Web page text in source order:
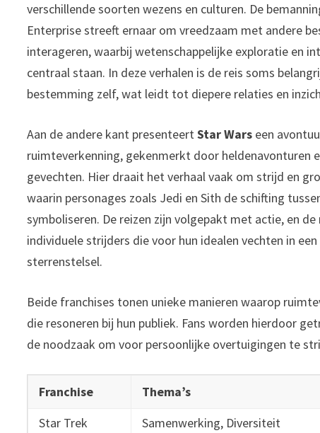
verschillende soorten wezens en culturen. De
Enterprise streeft ernaar om vreedzaam met andere
interageren, waarbij wetenschappelijke exploratie en
centraal staan. In deze verhalen is de reis soms
bestemming zelf, wat leidt tot diepere relaties en
Aan de andere kant presenteertStar Wars een
ruimteverkenning, gekenmerkt door heldenavonturen
gevechten. Hier draait het verhaal vaak om strijd en
waarin personages zoals Jedi en Sith de schifting
symboliseren. De reizen zijn volgepakt met actie, en
individuele strijders die voor hun idealen vechten in
sterrenstelsel.
Beide franchises tonen unieke manieren waarop
die resoneren bij hun publiek. Fans worden hierdoor
de noodzaak om voor persoonlijke overtuigingen te
Franchise Thema’s
Star Trek
Samenwerking, Diversiteit